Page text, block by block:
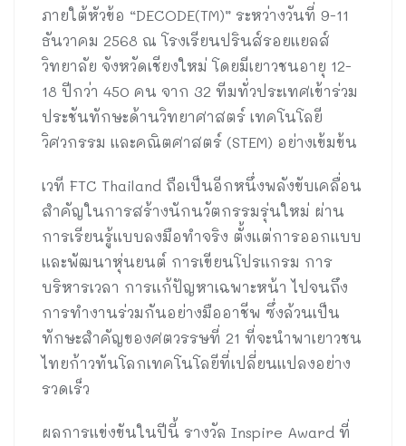
ภายใต้หัวข้อ “DECODE(TM)” ระหว่างวันที่ 9-11
ธันวาคม 2568 ณ โรงเรียนปรินส์รอยแยลส์
วิทยาลัย จังหวัดเชียงใหม่ โดยมีเยาวชนอายุ 12-
18 ปีกว่า 450 คน จาก 32 ทีมทั่วประเทศเข้าร่วม
ประชันทักษะด้านวิทยาศาสตร์ เทคโนโลยี
วิศวกรรม และคณิตศาสตร์ (STEM) อย่างเข้มข้น
เวที FTC Thailand ถือเป็นอีกหนึ่งพลังขับเคลื่อน
สำคัญในการสร้างนักนวัตกรรมรุ่นใหม่ ผ่าน
การเรียนรู้แบบลงมือทำจริง ตั้งแต่การออกแบบ
และพัฒนาหุ่นยนต์ การเขียนโปรแกรม การ
บริหารเวลา การแก้ปัญหาเฉพาะหน้า ไปจนถึง
การทำงานร่วมกันอย่างมืออาชีพ ซึ่งล้วนเป็น
ทักษะสำคัญของศตวรรษที่ 21 ที่จะนำพาเยาวชน
ไทยก้าวทันโลกเทคโนโลยีที่เปลี่ยนแปลงอย่าง
รวดเร็ว
ผลการแข่งขันในปีนี้ รางวัล Inspire Award ที่